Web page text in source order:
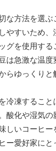
な方法を選ぶ
やすいため
グを使用する
は急激な温度
らゆっくりと
冷凍すること
酸化や湿気の
しいコーヒ
ー愛好家にと